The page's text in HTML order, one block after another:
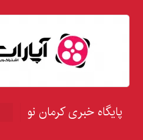
پایگاه خبری کرمان نو